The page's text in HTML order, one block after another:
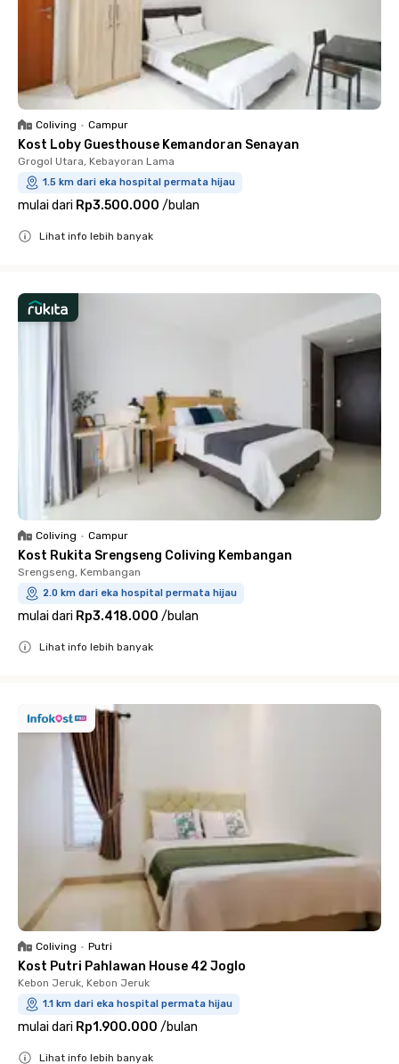
Coliving • Campur
Kost Loby Guesthouse Kemandoran Senayan
Grogol Utara, Kebayoran Lama
1.5 km dari eka hospital permata hijau
mulai dari Rp3.500.000 /bulan
Lihat info lebih banyak
Coliving • Campur
Kost Rukita Srengseng Coliving Kembangan
Srengseng, Kembangan
2.0 km dari eka hospital permata hijau
mulai dari Rp3.418.000 /bulan
Lihat info lebih banyak
Coliving • Putri
Kost Putri Pahlawan House 42 Joglo
Kebon Jeruk, Kebon Jeruk
1.1 km dari eka hospital permata hijau
mulai dari Rp1.900.000 /bulan
Lihat info lebih banyak